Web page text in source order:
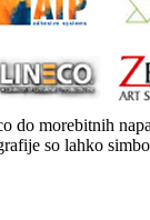
do morebitnih
so lahko